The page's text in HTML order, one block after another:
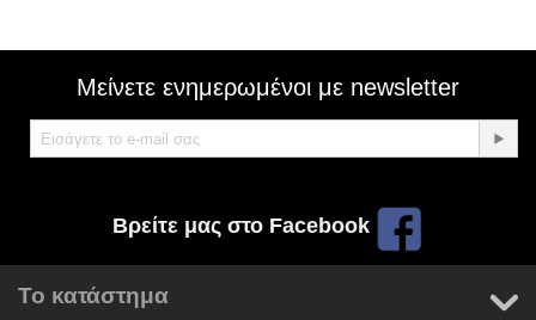
Μείνετε ενημερωμένοι με newsletter
Βρείτε μας στο Facebook
Το κατάστημα